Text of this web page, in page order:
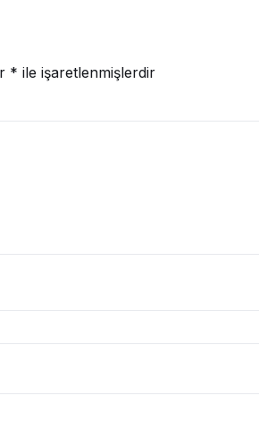
* ile işaretlenmişlerdir